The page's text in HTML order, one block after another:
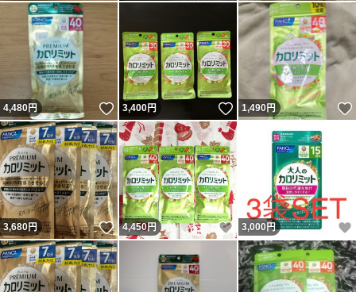
4,480円 いいね！
3,400円 いいね！
1,490円
3,680円 いいね！
4,450円 いいね！
3,000 円